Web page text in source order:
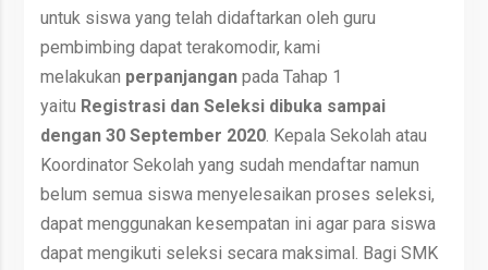
untuk siswa yang telah didaftarkan oleh guru
pembimbing dapat terakomodir, kami
melakukan perpanjanganpada Tahap 1
yaitu Registrasi dan Seleksi dibuka sampai
dengan 30 September 2020. Kepala Sekolah atau
Koordinator Sekolah yang sudah mendaftar namun
belum semua siswa menyelesaikan proses seleksi,
dapat menggunakan kesempatan ini agar para siswa
dapat mengikuti seleksi secara maksimal. Bagi SMK